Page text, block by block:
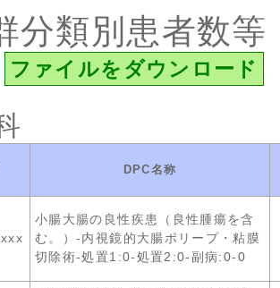
分類別患者数
ファイルをダウンロード
DPC名称
小腸大腸の良性疾患（良性腫瘍を含
む。）-内視鏡的大腸ポリープ・粘膜
切除術-処置1:0-処置2:0-副病:0-0